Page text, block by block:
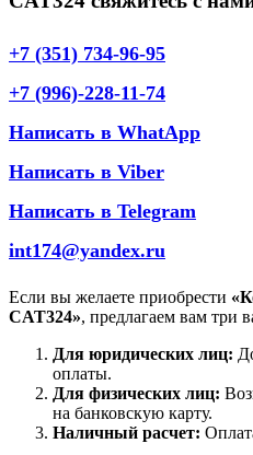
+7 (351) 734-96-95
+7 (996)-228-11-74
Написать в WhatApp
Написать в Viber
Написать в Telegram
int174@yandex.ru
Если вы желаете приобрести
CAT324», предлагаем вам три
Для юридических лиц:
оплаты.
Для физических лиц:
на банковскую карту.
Наличный расчет: